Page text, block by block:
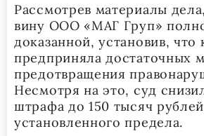
Рассмотрев материалы
вину ООО «МАГ Груп»
доказанной, установив, что
предприняла достаточных
предотвращения
Несмотря на это, суд
штрафа до 150 тысяч
установленного предела.